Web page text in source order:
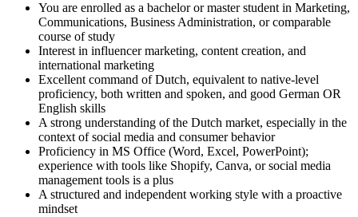
You are enrolled as a bachelor or master student in Marketing,
Communications, Business Administration, or comparable
course of study
Interest in influencer marketing, content creation, and
international marketing
Excellent command of Dutch, equivalent to native-level
proficiency, both written and spoken, and good German OR
English skills
A strong understanding of the Dutch market, especially in the
context of social media and consumer behavior
Proficiency in MS Office (Word, Excel, PowerPoint);
experience with tools like Shopify, Canva, or social media
management tools is a plus
A structured and independent working style with a proactive
mindset